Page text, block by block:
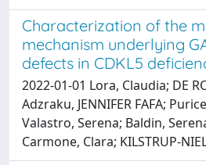
Characterization of the
mechanism underlying
defects in CDKL5
2022-01-01 Lora, Claudia; DE
Adzraku, JENNIFER FAFA;
Valastro, Serena; Baldin,
Carmone, Clara; KILSTRUP-